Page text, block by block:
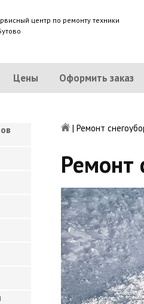
центр по ремонту техники
Цены Оформить заказ
| Ремонт
Ремонт